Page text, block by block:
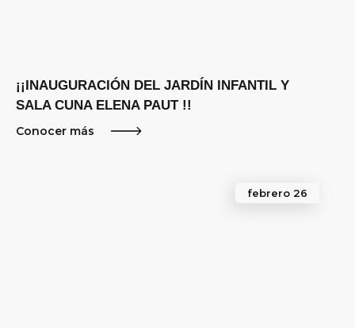
¡¡INAUGURACIÓN DEL JARDÍN INFANTIL Y
SALA CUNA ELENA PAUT !!
Conocer más
febrero 26